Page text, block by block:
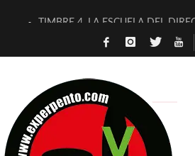
TIMBRE 4, LA ESCUELA DEL
30 AÑOS (NO ES NADA) DE LA
D’BALDOMEROS REINVENTAN
MARSHALL FLASH PRESENTA EN
JOFRE BARDAGÍ EN EXVITA